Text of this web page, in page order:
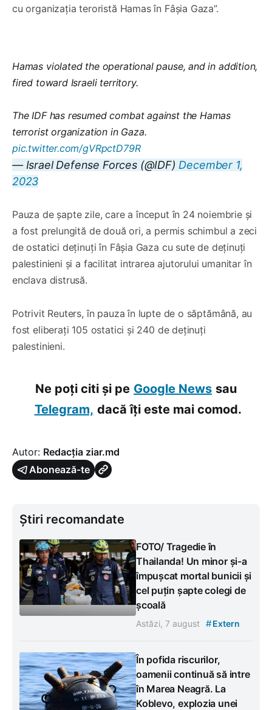
cu organizația teroristă Hamas în Fâșia Gaza”.
Hamas violated the operational pause, and in addition,
fired toward Israeli territory.
The IDF has resumed combat against the Hamas
terrorist organization in Gaza.
pic.twitter.com/gVRpctD79R
— Israel Defense Forces (@IDF) December 1,
2023
Pauza de șapte zile, care a început în 24 noiembrie și
a fost prelungită de două ori, a permis schimbul a zeci
de ostatici deținuți în Fâşia Gaza cu sute de deținuți
palestinieni și a facilitat intrarea ajutorului umanitar în
enclava distrusă.
Potrivit Reuters, în pauza în lupte de o săptămână, au
fost eliberați 105 ostatici și 240 de deținuți
palestinieni.
Ne poți citi și pe Google News sau
Telegram, dacă îți este mai comod.
Autor: Redacția ziar.md
Abonează-te
Știri recomandate
FOTO/ Tragedie în
Thailanda! Un minor și-a
împușcat mortal bunicii și
cel puțin șapte colegi de
școală
Astăzi, 7 august #Extern
În pofida riscurilor,
oamenii continuă să intre
în Marea Neagră. La
Koblevo, explozia unei